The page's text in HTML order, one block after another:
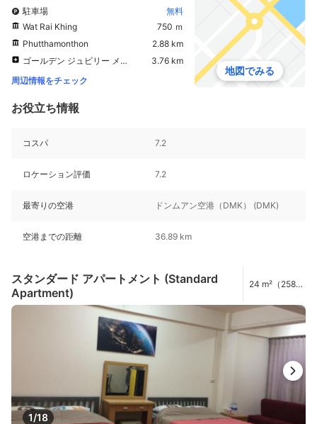
駐車場
無料
Wat Rai Khing
750 ｍ
Phutthamonthon
2.88 km
ゴールデン ジュビリー メディスン センター
3.76 km
周辺情報をチェック
地図でみる
お役立ち情報
コスパ 7.2
ロケーション評価 7.2
最寄りの空港 ドンムアン空港（DMK） (DMK)
空港までの距離 36.89 km
スタンダード アパートメント (Standard
Apartment)
24 m²（258
1/18